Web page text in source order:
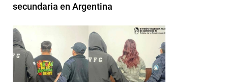
secundaria en Argentina